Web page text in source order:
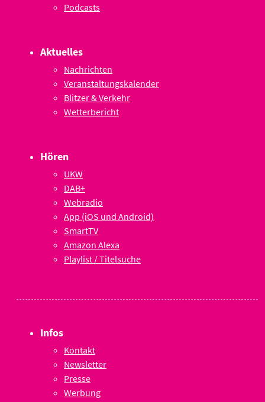
Podcasts
Aktuelles
Nachrichten
Veranstaltungskalender
Blitzer & Verkehr
Wetterbericht
Hören
UKW
DAB+
Webradio
App (iOS und Android)
SmartTV
Amazon Alexa
Playlist / Titelsuche
Infos
Kontakt
Newsletter
Presse
Werbung